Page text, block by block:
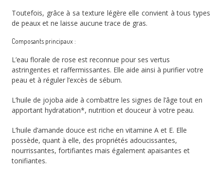
Toutefois, grâce à sa texture légère elle convient à tous types
de peaux et ne laisse aucune trace de gras.
Composants principaux :
L’eau florale de rose est reconnue pour ses vertus
astringentes et raffermissantes. Elle aide ainsi à purifier votre
peau et à réguler l’excès de sébum.
L’huile de jojoba aide à combattre les signes de l’âge tout en
apportant hydratation*, nutrition et douceur à votre peau.
L’huile d’amande douce est riche en vitamine A et E. Elle
possède, quant à elle, des propriétés adoucissantes,
nourrissantes, fortifiantes mais également apaisantes et
tonifiantes.